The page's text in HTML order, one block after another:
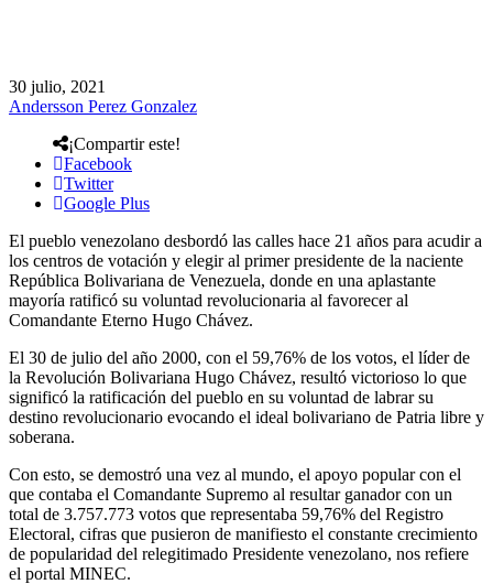
30 julio, 2021
Andersson Perez Gonzalez
¡Compartir este!
Facebook
Twitter
Google Plus
El pueblo venezolano desbordó las calles hace 21 años para acudir a
los centros de votación y elegir al primer presidente de la naciente
República Bolivariana de Venezuela, donde en una aplastante
mayoría ratificó su voluntad revolucionaria al favorecer al
Comandante Eterno Hugo Chávez.
El 30 de julio del año 2000, con el 59,76% de los votos, el líder de
la Revolución Bolivariana Hugo Chávez, resultó victorioso lo que
significó la ratificación del pueblo en su voluntad de labrar su
destino revolucionario evocando el ideal bolivariano de Patria libre y
soberana.
Con esto, se demostró una vez al mundo, el apoyo popular con el
que contaba el Comandante Supremo al resultar ganador con un
total de 3.757.773 votos que representaba 59,76% del Registro
Electoral, cifras que pusieron de manifiesto el constante crecimiento
de popularidad del relegitimado Presidente venezolano, nos refiere
el portal MINEC.